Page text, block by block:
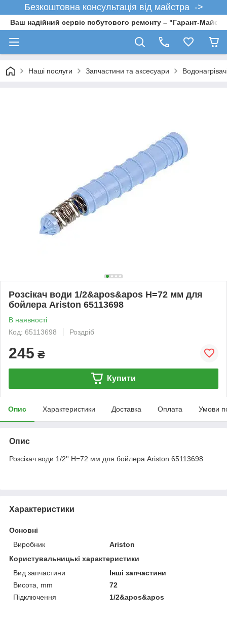
Безкоштовна консультація від майстра ->
Ваш надійний сервіс побутового ремонту – "Гарант-
Наші послуги Запчастини та аксесуари
Розсікач води 1/2&apos&apos H=72 мм для
бойлера Ariston 65113698
В наявності
Код: 65113698
Роздріб
245 ₴
Купити
Опис Характеристики Доставка Оплата Умови
Опис
Розсікач води 1/2'' H=72 мм для бойлера Ariston 65113698
Характеристики
Основні
Виробник
Ariston
Користувальницькі характеристики
Вид запчастини
Інші запчастини
Висота, mm
72
Підключення
1/2&apos&apos